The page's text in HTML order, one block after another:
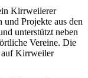
Kirrweilerer
Projekte aus den
unterstützt neben
Vereine. Die
auf Kirrweiler